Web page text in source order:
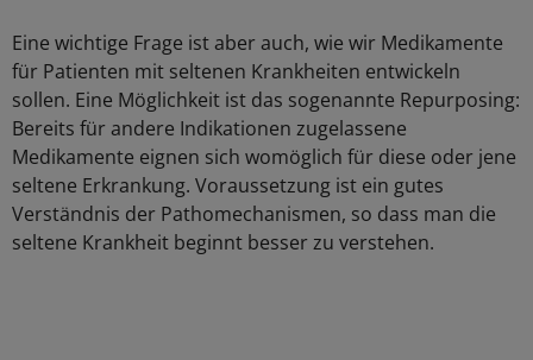
Eine wichtige Frage ist aber auch, wie wir Medikamente
für Patienten mit seltenen Krankheiten entwickeln
sollen. Eine Möglichkeit ist das sogenannte Repurposing:
Bereits für andere Indikationen zugelassene
Medikamente eignen sich womöglich für diese oder jene
seltene Erkrankung. Voraussetzung ist ein gutes
Verständnis der Pathomechanismen, so dass man die
seltene Krankheit beginnt besser zu verstehen.